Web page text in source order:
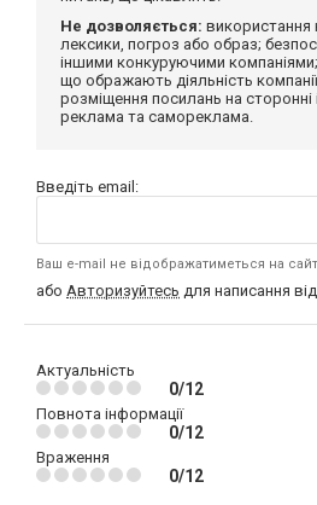
Не дозволяється: використання
лексики, погроз або образ;
іншими конкуруючими компаніями;
що ображають діяльність компанії
розміщення посилань на сторонні
реклама та самореклама.
Введіть email:
Ваш e-mail не відображатиметься на
або Авторизуйтесь для написання
Актуальність
0/12
Повнота інформації
0/12
Враження
0/12